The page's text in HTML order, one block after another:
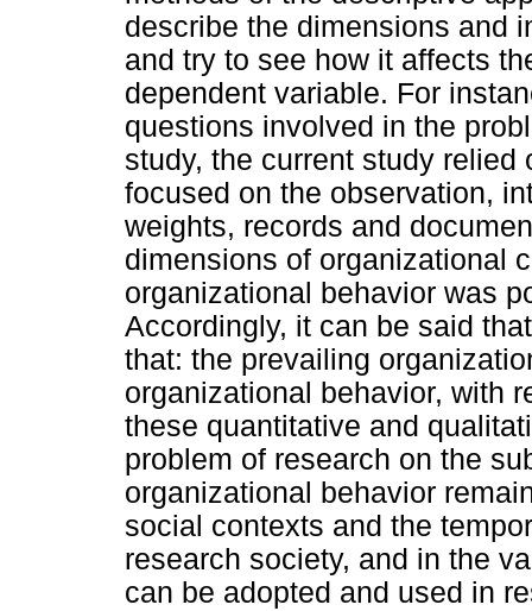
describe the dimensions and
and try to see how it affects
dependent variable. For
questions involved in the
study, the current study
focused on the observation,
weights, records and
dimensions of organizational
organizational behavior was
Accordingly, it can be said
that: the prevailing
organizational behavior, with
these quantitative and
problem of research on the
organizational behavior
social contexts and the
research society, and in the
can be adopted and used in